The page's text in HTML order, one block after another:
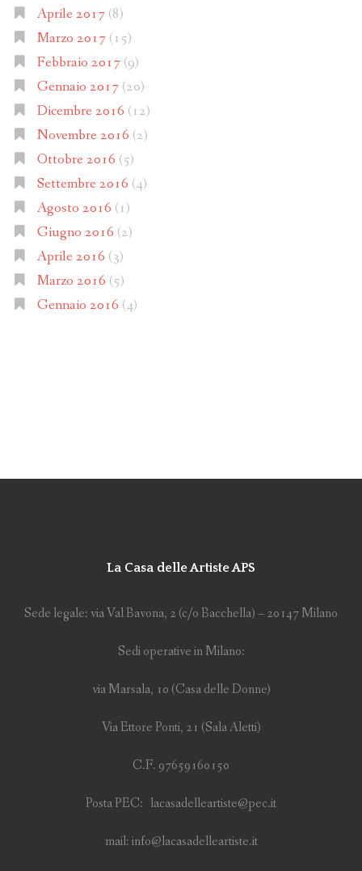
Aprile 2017(8)
Marzo 2017(15)
Febbraio 2017(9)
Gennaio 2017(20)
Dicembre 2016 (12)
Novembre 2016 (2)
Ottobre 2016 (5)
Settembre 2016 (4)
Agosto 2016 (1)
Giugno 2016 (2)
Aprile 2016 (3)
Marzo 2016 (5)
Gennaio 2016 (4)
La Casa delle Artiste APS
Sede legale: via Val Bavona, 2 (c/o Bacchella) – 20147 Milano
Sedi operative in Milano:
via Marsala, 10 (Casa delle Donne)
Via Ettore Ponti, 21 (Sala Aletti)
C.F. 97659160150
Posta PEC: lacasadelleartiste@pec.it
mail: info@lacasadelleartiste.it